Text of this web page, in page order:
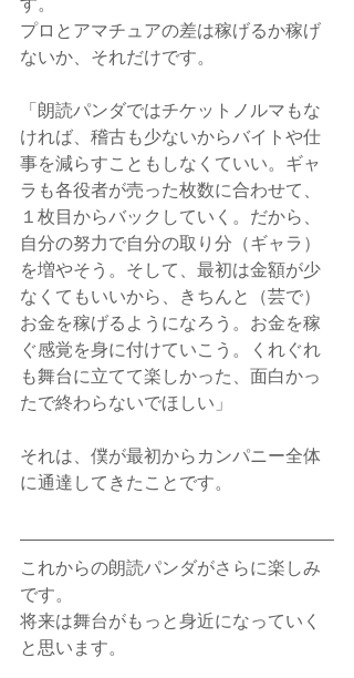
す。
プロとアマチュアの差は稼げるか稼げ
ないか、それだけです。
「朗読パンダではチケットノルマもな
ければ、稽古も少ないからバイトや仕
事を減らすこともしなくていい。ギャ
ラも各役者が売った枚数に合わせて、
１枚目からバックしていく。だから、
自分の努力で自分の取り分（ギャラ）
を増やそう。そして、最初は金額が少
なくてもいいから、きちんと（芸で）
お金を稼げるようになろう。お金を稼
ぐ感覚を身に付けていこう。くれぐれ
も舞台に立てて楽しかった、面白かっ
たで終わらないでほしい」
それは、僕が最初からカンパニー全体
に通達してきたことです。
これからの朗読パンダがさらに楽しみ
です。
将来は舞台がもっと身近になっていく
と思います。